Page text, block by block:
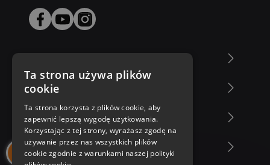
Zakupy u nas
Nasza oferta
Nasi autorzy
Ta strona używa plików
cookie
Ta strona korzysta z plików cookie, aby
zapewnić lepszą wygodę użytkowania.
Korzystając z tej strony, wyrażasz zgodę na
używanie przez nas wszystkich plików
cookie zgodnie z warunkami naszej polityki